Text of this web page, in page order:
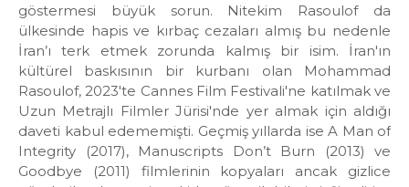
göstermesi büyük sorun. Nitekim Rasoulof da
ülkesinde hapis ve kırbaç cezaları almış bu nedenle
İran’ı terk etmek zorunda kalmış bir isim. İran'ın
kültürel baskısının bir kurbanı olan Mohammad
Rasoulof, 2023'te Cannes Film Festivali'ne katılmak ve
Uzun Metrajlı Filmler Jürisi'nde yer almak için aldığı
daveti kabul edememişti. Geçmiş yıllarda ise A Man of
Integrity (2017), Manuscripts Don’t Burn (2013) ve
Goodbye (2011) filmlerinin kopyaları ancak gizlice